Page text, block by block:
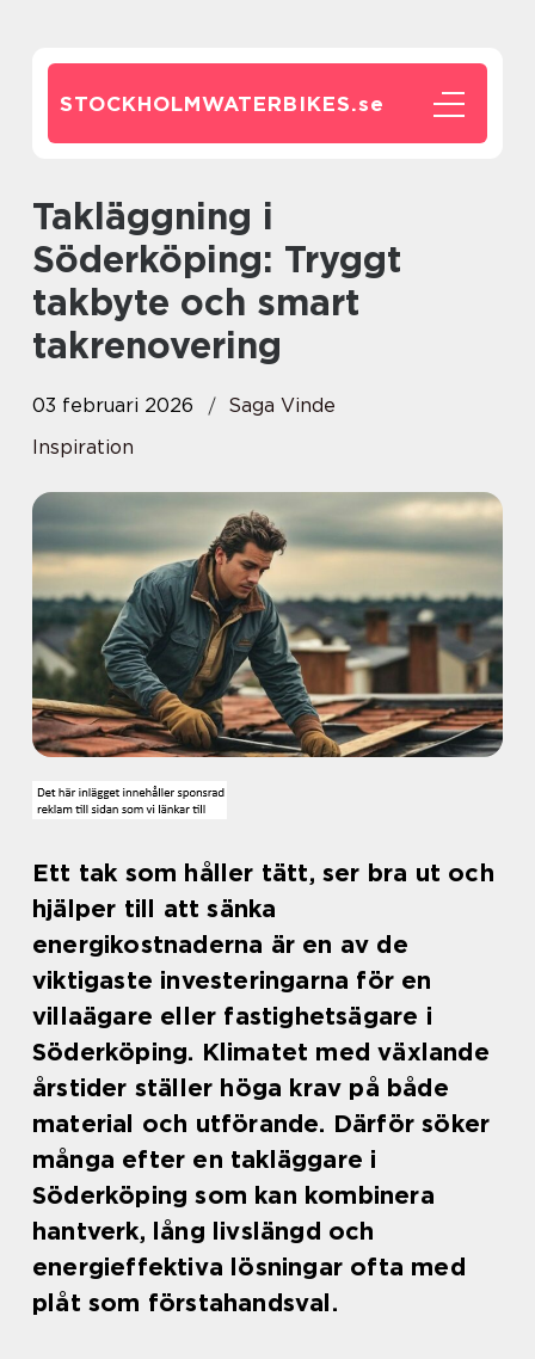
STOCKHOLMWATERBIKES.se
Takläggning i
Söderköping: Tryggt
takbyte och smart
takrenovering
03 februari 2026
Saga Vinde
Inspiration
Ett tak som håller tätt, ser bra ut och
hjälper till att sänka
energikostnaderna är en av de
viktigaste investeringarna för en
villaägare eller fastighetsägare i
Söderköping. Klimatet med växlande
årstider ställer höga krav på både
material och utförande. Därför söker
många efter en takläggare i
Söderköping som kan kombinera
hantverk, lång livslängd och
energieffektiva lösningar ofta med
plåt som förstahandsval.